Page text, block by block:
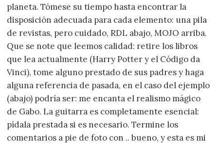
planeta. Tómese su tiempo hasta encontrar la
disposición adecuada para cada elemento: una pila
de revistas, pero cuidado, RDL abajo, MOJO arriba.
Que se note que leemos calidad: retire los libros
que lea actualmente (Harry Potter y el Código da
Vinci), tome alguno prestado de sus padres y haga
alguna referencia de pasada, en el caso del ejemplo
(abajo) podría ser: me encanta el realismo mágico
de Gabo. La guitarra es completamente esencial:
pídala prestada si es necesario. Termine los
comentarios a pie de foto con .. bueno, y esta es mi